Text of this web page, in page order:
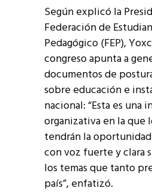
Según explicó la
Federación de
Pedagógico (FEP),
congreso apunta a
documentos de
sobre educación e
nacional: “Esta es una
organizativa en la que
tendrán la
con voz fuerte y clara
los temas que tanto
país”, enfatizó.